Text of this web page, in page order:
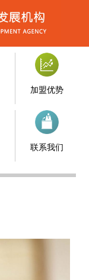
加盟优势
联系我们